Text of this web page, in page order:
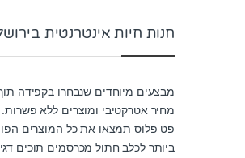
חנות חיות אינטרנטית
מבצעים מיוחדים שנבחרו בקפידה
מחיר אטרקטיבי ומוצרים ללא
פט פלוס תמצאו את כל המוצרים
ביותר לכלב חתול מכרסמים תוכים